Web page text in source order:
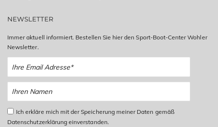
NEWSLETTER
Immer aktuell informiert. Bestellen Sie hier den Sport-Boot-Center Wohler
Newsletter.
Ich erkläre mich mit der Speicherung meiner Daten gemäß
Datenschutzerklärung einverstanden.